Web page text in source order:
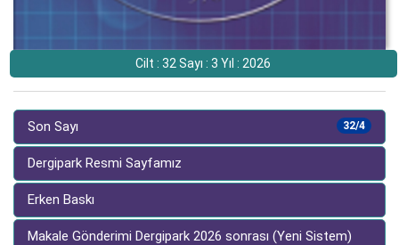
Cilt : 32 Sayı : 3 Yıl : 2026
32/4
Son Sayı
Dergipark Resmi Sayfamız
Erken Baskı
Makale Gönderimi Dergipark 2026 sonrası (Yeni Sistem)